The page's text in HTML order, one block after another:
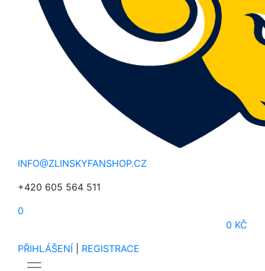
INFO@ZLINSKYFANSHOP.CZ
+420 605 564 511
0
0 KČ
PŘIHLÁŠENÍ
REGISTRACE